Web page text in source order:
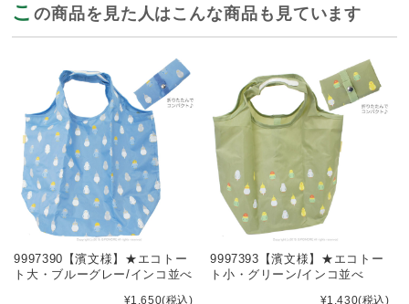
この商品を見た人はこんな商品も見ています
9997390【濱文様】★エコトー
ト大・ブルーグレー/インコ並べ
¥1,650(税込)
9997393【濱文様】★エコトー
ト小・グリーン/インコ並べ
¥1,430(税込)